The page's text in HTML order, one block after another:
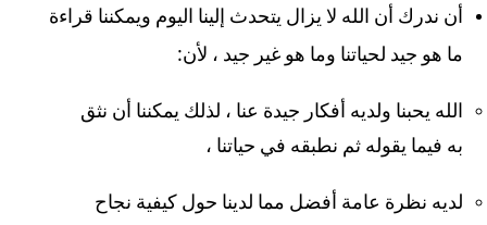
أن ندرك أن الله لا يزال يتحدث إلينا اليوم ويمكننا قراءة
ما هو جيد لحياتنا وما هو غير جيد ، لأن:
الله يحبنا ولديه أفكار جيدة عنا ، لذلك يمكننا أن نثق
به فيما يقوله ثم نطبقه في حياتنا ،
لديه نظرة عامة أفضل مما لدينا حول كيفية نجاح